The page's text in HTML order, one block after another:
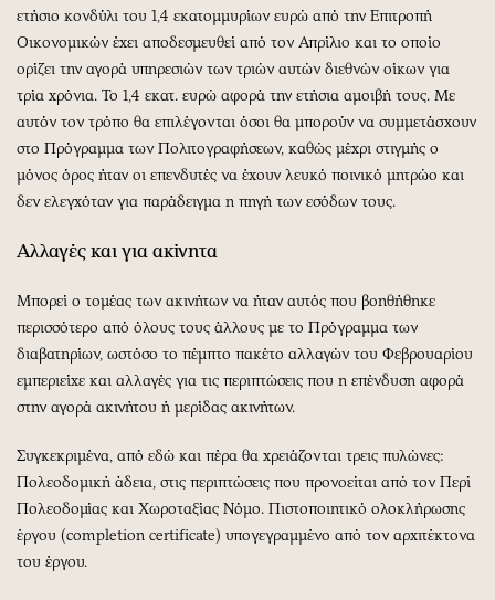
ετήσιο κονδύλι του 1,4 εκατομμυρίων ευρώ από την Επιτροπή
Οικονομικών έχει αποδεσμευθεί από τον Απρίλιο και το οποίο
ορίζει την αγορά υπηρεσιών των τριών αυτών διεθνών οίκων για
τρία χρόνια. Το 1,4 εκατ. ευρώ αφορά την ετήσια αμοιβή τους. Με
αυτόν τον τρόπο θα επιλέγονται όσοι θα μπορούν να συμμετάσχουν
στο Πρόγραμμα των Πολιτογραφήσεων, καθώς μέχρι στιγμής ο
μόνος όρος ήταν οι επενδυτές να έχουν λευκό ποινικό μητρώο και
δεν ελεγχόταν για παράδειγμα η πηγή των εσόδων τους.
Αλλαγές και για ακίνητα
Μπορεί ο τομέας των ακινήτων να ήταν αυτός που βοηθήθηκε
περισσότερο από όλους τους άλλους με το Πρόγραμμα των
διαβατηρίων, ωστόσο το πέμπτο πακέτο αλλαγών του Φεβρουαρίου
εμπεριείχε και αλλαγές για τις περιπτώσεις που η επένδυση αφορά
στην αγορά ακινήτου ή μερίδας ακινήτων.
Συγκεκριμένα, από εδώ και πέρα θα χρειάζονται τρεις πυλώνες:
Πολεοδομική άδεια, στις περιπτώσεις που προνοείται από τον Περί
Πολεοδομίας και Χωροταξίας Νόμο. Πιστοποιητικό ολοκλήρωσης
έργου (completion certificate) υπογεγραμμένο από τον αρχιτέκτονα
του έργου.